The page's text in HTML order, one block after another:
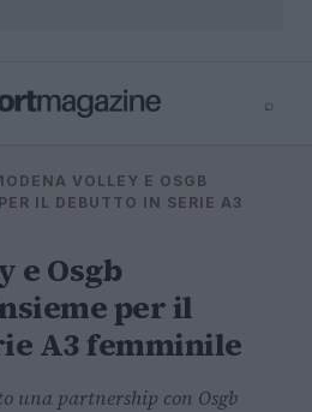
⌕
VOLLEY E OSGB
IL DEBUTTO IN SERIE A3
e Osgb
per il
A3 femminile
una partnership con Osgb